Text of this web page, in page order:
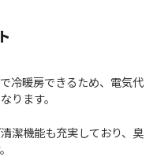
冷暖房できるため、電気代
ります。
潔機能も充実しており、臭